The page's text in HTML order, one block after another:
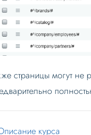
страницы могут не
курса